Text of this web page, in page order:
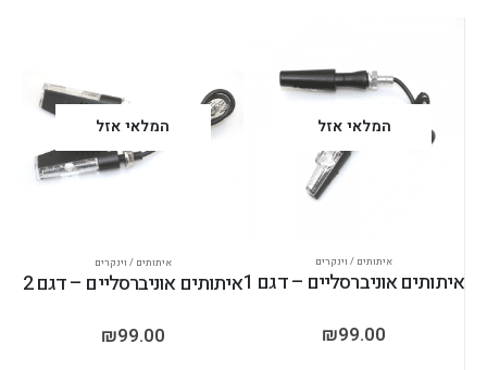
המלאי אזל
איתותים / וינקרים
איתותים אוניברסליים – דגם 1
₪99.00
המלאי אזל
איתותים / וינקרים
איתותים אוניברסליים – דגם 2
₪99.00